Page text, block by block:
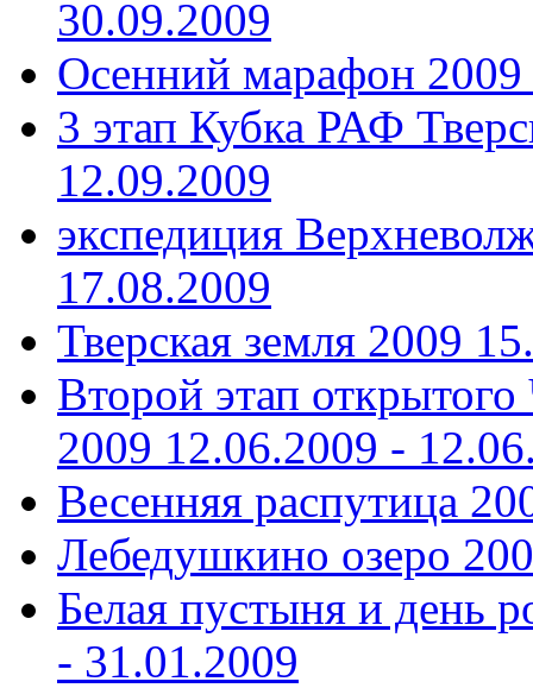
30.09.2009
Осенний марафон 2009
3 этап Кубка РАФ
12.09.2009
экспедиция
17.08.2009
Тверская земля 2009
Второй этап
2009 12.06.2009 -
Весенняя распутица
Лебедушкино озеро
Белая пустыня и день
- 31.01.2009